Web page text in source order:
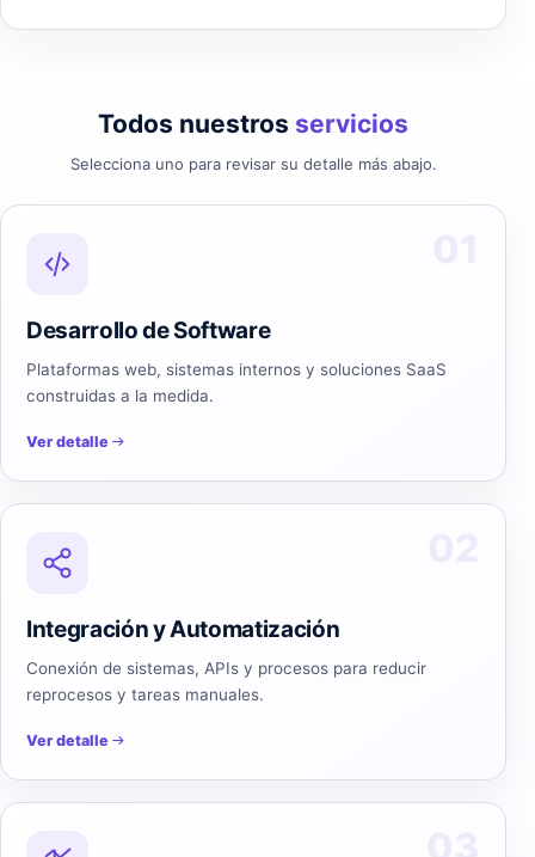
Todos nuestros servicios
Selecciona uno para revisar su detalle más abajo.
Desarrollo de Software
Plataformas web, sistemas internos y soluciones SaaS
construidas a la medida.
Ver detalle
Integración y Automatización
Conexión de sistemas, APIs y procesos para reducir
reprocesos y tareas manuales.
Ver detalle